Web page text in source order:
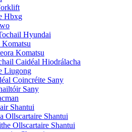
Hbxg
Hyundai
Komatsu
Komatsu
Caidéal Hiodrálacha
Liugong
Coincréite Sany
Sany
Shantui
Ollscartaire Shantui
Ollscartaire Shantui